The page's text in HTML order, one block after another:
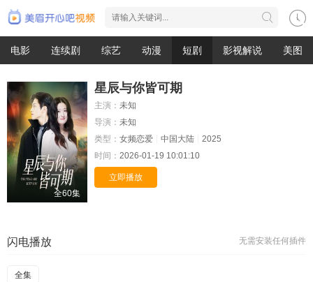
电影 连续剧 综艺 动漫 短剧 影视解说 美图
全60集
星辰与你皆可期
主演： 未知
导演： 未知
类型： 女频恋爱 中国大陆
2025
时间： 2026-01-19 10:01:10
立即播放
无需安装任何插件
闪电播放
全集